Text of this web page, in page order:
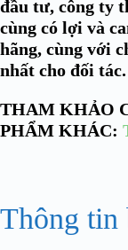
đầu tư, công ty
cùng có lợi và
hãng, cùng với
nhất cho đối tác.
THAM KHẢO
PHẨM KHÁC:
Thông tin